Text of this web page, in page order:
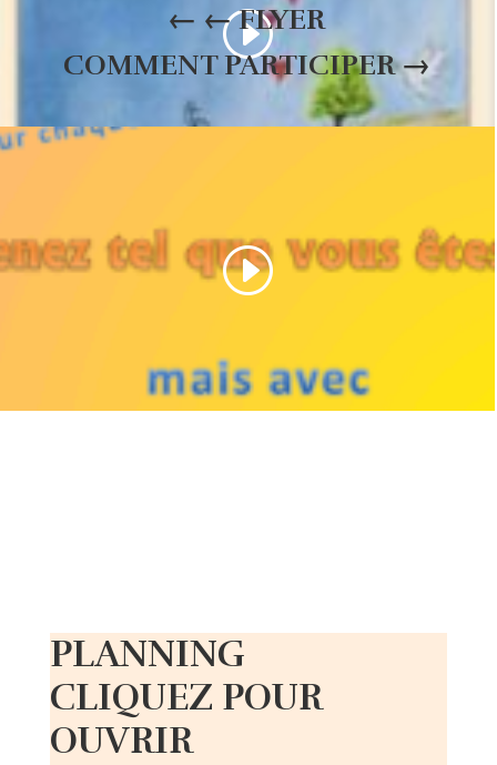
← ← FLYER
COMMENT PARTICIPER →
PLANNING
CLIQUEZ POUR
OUVRIR